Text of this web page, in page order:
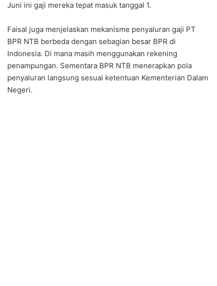
Juni ini gaji mereka tepat masuk tanggal 1.
Faisal juga menjelaskan mekanisme penyaluran gaji PT
BPR NTB berbeda dengan sebagian besar BPR di
Indonesia. Di mana masih menggunakan rekening
penampungan. Sementara BPR NTB menerapkan pola
penyaluran langsung sesuai ketentuan Kementerian Dalam
Negeri.